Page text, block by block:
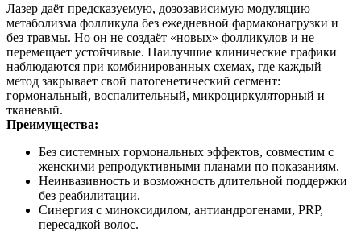
Лазер даёт предсказуемую, дозозависимую модуляцию
метаболизма фолликула без ежедневной фармаконагрузки и
без травмы. Но он не создаёт «новых» фолликулов и не
перемещает устойчивые. Наилучшие клинические графики
наблюдаются при комбинированных схемах, где каждый
метод закрывает свой патогенетический сегмент:
гормональный, воспалительный, микроциркуляторный и
тканевый.
Преимущества:
Без системных гормональных эффектов, совместим с
женскими репродуктивными планами по показаниям.
Неинвазивность и возможность длительной поддержки
без реабилитации.
Синергия с миноксидилом, антиандрогенами, PRP,
пересадкой волос.